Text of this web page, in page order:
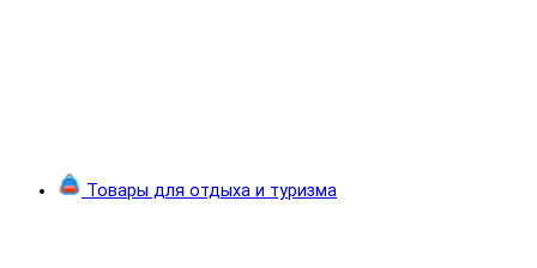
Товары для отдыха и туризма